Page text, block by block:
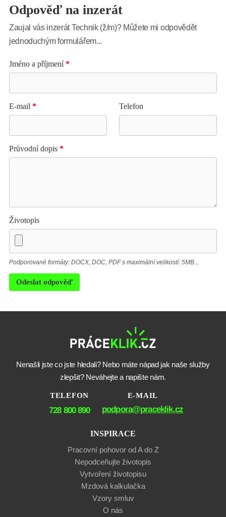
Odpověď na inzerát
Zaujal vás inzerát Technik (ž/m)? Můžete mi odpovědět
jednoduchým formulářem...
Jméno a příjmení *
E-mail * Telefon
Průvodní dopis *
Životopis
Podporované formáty: DOCX, DOC, PDF s maximální velikostí: 5MB...
Odeslat odpověď
Nenašli jste co jste hledali? Nebo máte nápad jak naše služby
zlepšit? Neváhejte a napište nám.
TELEFON
728 800 890
E-MAIL
podpora@praceklik.cz
INSPIRACE
Pracovní pohovor od A do Z
Nepodceňujte životopis
Vytvoření životopisu
Mzdová kalkulačka
Vzory smluv
O nás